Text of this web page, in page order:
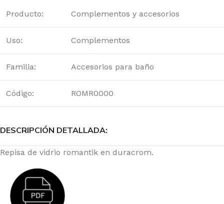
Producto: Complementos y accesorios
Uso: Complementos
Familia: Accesorios para baño
Código: ROMR0000
DESCRIPCIÓN DETALLADA:
Repisa de vidrio romantik en duracrom.